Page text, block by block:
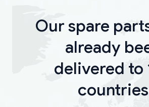
Our spare
already
delivered to
countries